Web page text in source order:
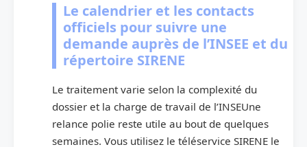
Le calendrier et les contacts
officiels pour suivre une
demande auprès de l’INSEE et du
répertoire SIRENE
Le traitement varie selon la complexité du
dossier et la charge de travail de l’INSEUne
relance polie reste utile au bout de quelques
semaines. Vous utilisez le téléservice SIRENE le